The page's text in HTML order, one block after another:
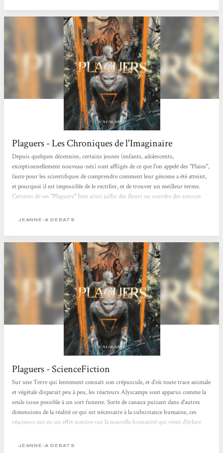
Plaguers - Les Chroniques de l'Imaginaire
Depuis quelques décennies, certains jeunes (enfants, adolescents,
exceptionnellement nouveau-nés) sont affligés de ce que l'on appelé des "Plaies",
faute pour les scientifiques de comprendre comment leur génome a été atteint,
et pourquoi il est impossible de le rectifier, et de trouver un meilleur terme.
Certains de ses "Plaguers" font ainsi jaillir des fleurs ou sourdre des sources
jonglent avec hormones ou bactéries, voire avec typhons ou tremblements de
JEANNE-A DEBATS
Plaguers - ScienceFiction
Sur une Terre qui lentement connaît son crépuscule, et d'où toute trace animale
et végétale disparaît peu à peu, les réacteurs Alyscamps sont apparus comme la
seule issue possible à un sort funeste. Sorte de canaux puisant dans d'autres
dimensions de la réalité ce qui est nécessaire à la subsistance humaine, ces
réacteurs ont eu un effet notoire sur la nouvelle humanité qui vient d'éclore
adolescents. Voilà qu'ils deviennent capables d'engendrer des créatures, des
JEANNE-A DEBATS